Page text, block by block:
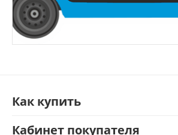
Как купить
Кабинет покупателя